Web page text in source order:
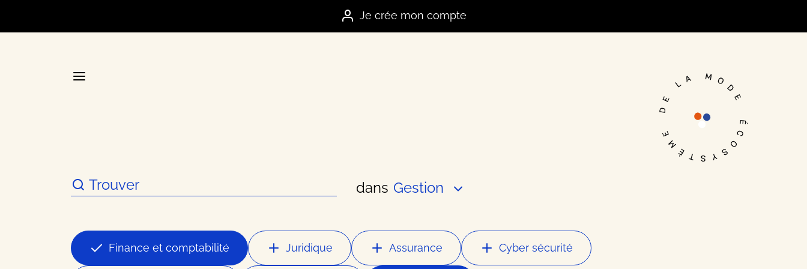
Je crée mon compte
Je me connecte
La plateforme stratégique des marques
Annuaire
dans Gestion
Finance et comptabilité Juridique Assurance Cyber sécurité